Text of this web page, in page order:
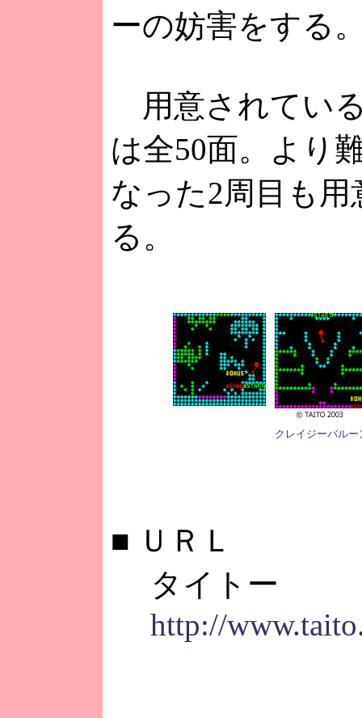
ーの妨害をする
用意されてい
は全50面。より
なった2周目も
る。
クレイジーバルー
■ ＵＲＬ
タイトー
http://